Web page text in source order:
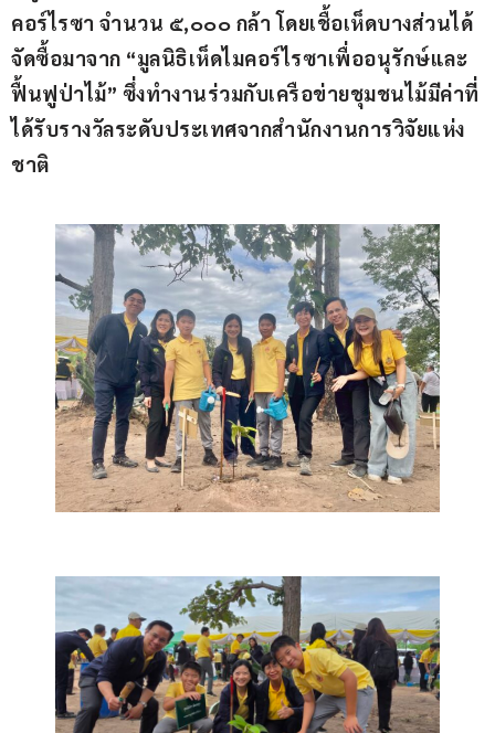
คอร์ไรซา จำนวน ๕,๐๐๐ กล้า โดยเชื้อเห็ดบางส่วนได้
จัดซื้อมาจาก “มูลนิธิเห็ดไมคอร์ไรซาเพื่ออนุรักษ์และ
ฟื้นฟูป่าไม้” ซึ่งทำงานร่วมกับเครือข่ายชุมชนไม้มีค่าที่
ได้รับรางวัลระดับประเทศจากสำนักงานการวิจัยแห่ง
ชาติ